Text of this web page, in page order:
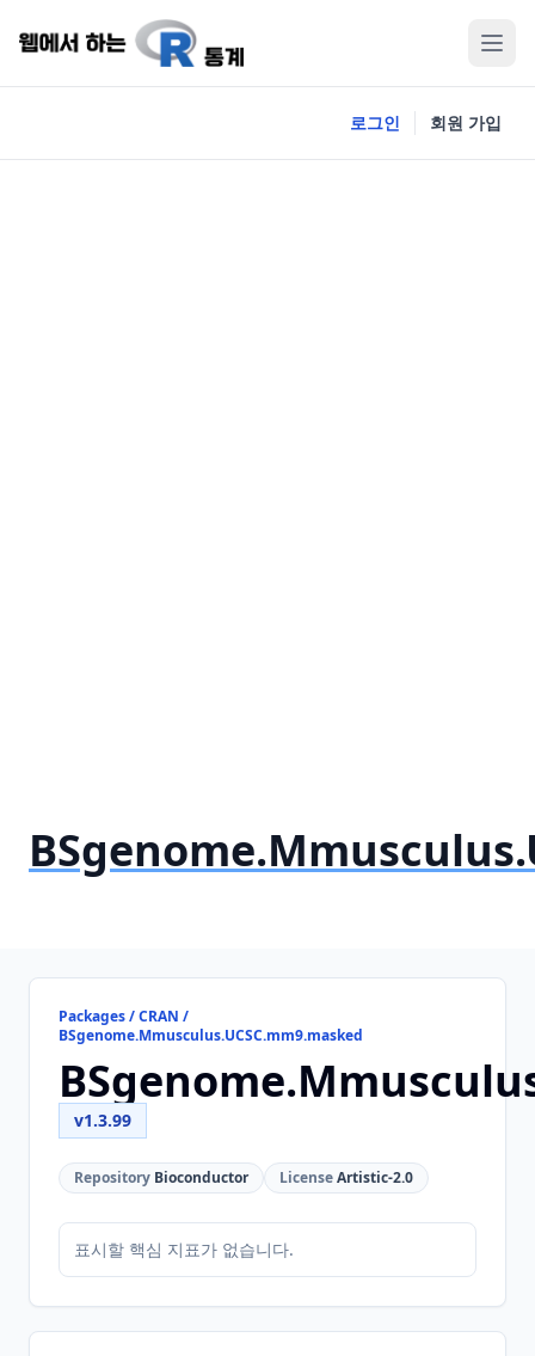
로그인 회원 가입
Packages / CRAN /
BSgenome.Mmusculus.UCSC.mm9.masked
v1.3.99
Repository Bioconductor LicenseArtistic-2.0
표시할 핵심 지표가 없습니다.